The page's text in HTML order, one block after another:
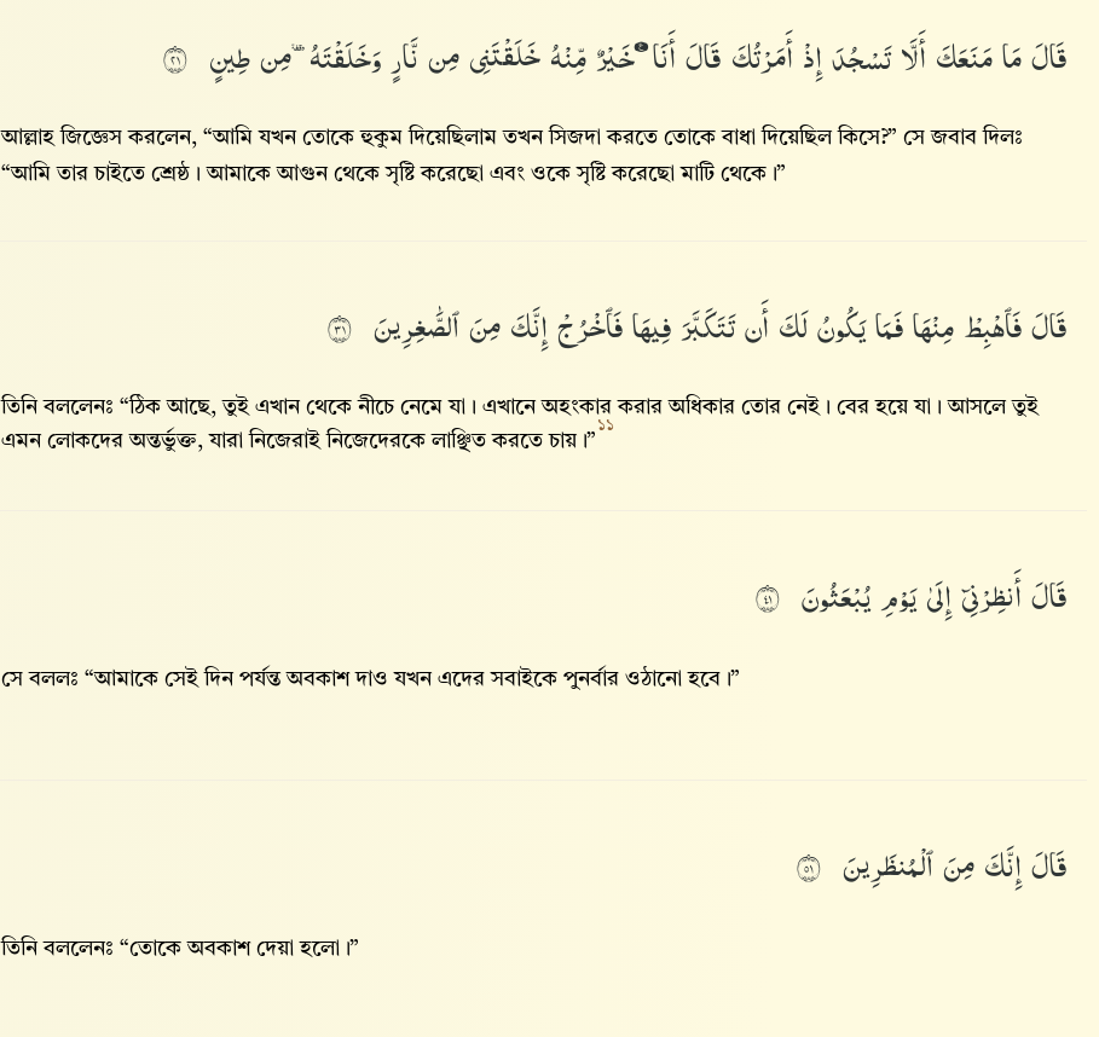
قَالَمَامَنَعَكَأَلَّاتَسْجُدَإِذْأَمَرْتُكَقَالَأَنَا۠خَيْرٌمِّنْهُخَلَقْتَنِىمِننَّارٍوَخَلَقْتَهُۥمِنطِينٍ ١٢
আল্লাহ জিজ্ঞেস করলেন, “আমি যখন তোকে হুকুম দিয়েছিলাম তখন সিজদা করতে তোকে বাধা দিয়েছিল কিসে?” সে জবাব দিলঃ
“আমি তার চাইতে শ্রেষ্ঠ। আমাকে আগুন থেকে সৃষ্টি করেছো এবং ওকে সৃষ্টি করেছো মাটি থেকে।”
قَالَفَٱهْبِطْمِنْهَافَمَايَكُونُلَكَأَنتَتَكَبَّرَفِيهَافَٱخْرُجْإِنَّكَمِنَٱلصَّٰغِرِينَ ١٣
তিনি বললেনঃ “ঠিক আছে, তুই এখান থেকে নীচে নেমে যা। এখানে অহংকার করার অধিকার তোর নেই। বের হয়ে যা। আসলে তুই
এমন লোকদের অন্তর্ভুক্ত, যারা নিজেরাই নিজেদেরকে লাঞ্ছিত করতে চায়।”
১১
قَالَأَنظِرْنِىٓإِلَىٰيَوْمِيُبْعَثُونَ ١٤
সে বললঃ “আমাকে সেই দিন পর্যন্ত অবকাশ দাও যখন এদের সবাইকে পুনর্বার ওঠানো হবে।”
قَالَإِنَّكَمِنَٱلْمُنظَرِينَ ١٥
তিনি বললেনঃ “তোকে অবকাশ দেয়া হলো।”